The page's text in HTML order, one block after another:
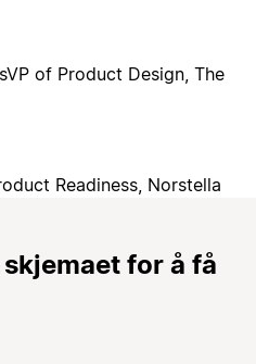
VP of Product Design, The
Readiness, Norstella
for å få